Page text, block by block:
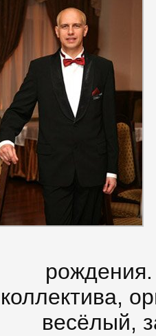
коллектива,
весёлый,